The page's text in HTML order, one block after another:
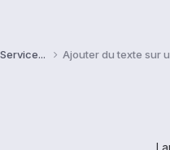
Ajouter du texte sur